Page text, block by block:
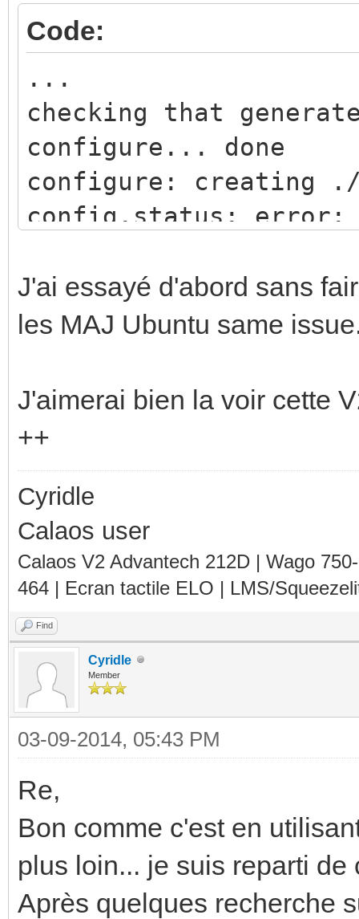
Code:
...
checking that
configure... done
configure: creating
config.status:
J'ai essayé d'abord sans
les MAJ Ubuntu same
J'aimerai bien la voir cette
++
Cyridle
Calaos user
Calaos V2 Advantech 212D | Wago
464 | Ecran tactile ELO | LMS/
Find
Cyridle
Member
03-09-2014, 05:43 PM
Re,
Bon comme c'est en
plus loin... je suis reparti de
Après quelques recherche